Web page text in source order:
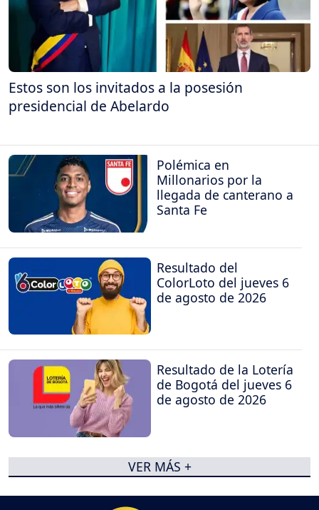
Estos son los invitados a la posesión
presidencial de Abelardo
Polémica en
Millonarios por la
llegada de canterano a
Santa Fe
Resultado del
ColorLoto del jueves 6
de agosto de 2026
Resultado de la Lotería
de Bogotá del jueves 6
de agosto de 2026
VER MÁS +